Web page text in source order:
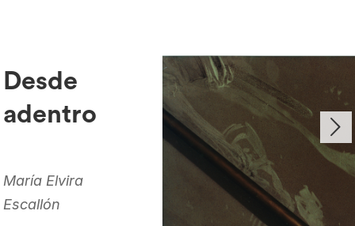
Desde
adentro
María Elvira
Escallón